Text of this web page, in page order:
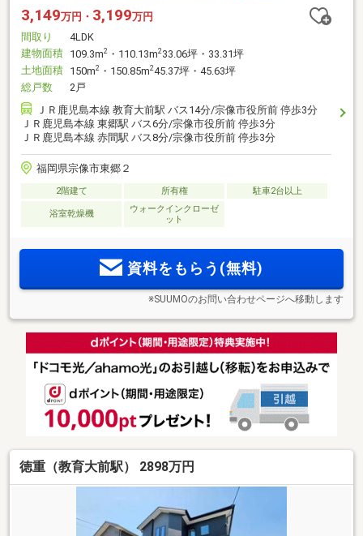
3,149万円・ 3,199万円
間取り
4LDK
建物面積 109.3m2 ・110.13m2 33.06坪・33.31坪
土地面積 150m2 ・150.85m245.37坪・45.63坪
総戸数
2戸
ＪＲ鹿児島本線 教育大前駅 バス14分/宗像市役所前 停歩3分
ＪＲ鹿児島本線 東郷駅 バス6分/宗像市役所前 停歩3分
ＪＲ鹿児島本線 赤間駅 バス8分/宗像市役所前 停歩3分
福岡県宗像市東郷２
2階建て 所有権 駐車2台以上
浴室乾燥機
ウォークインクローゼ
ット
資料をもらう(無料)
※SUUMOのお問い合わせページへ移動します
徳重（教育大前駅） 2898万円